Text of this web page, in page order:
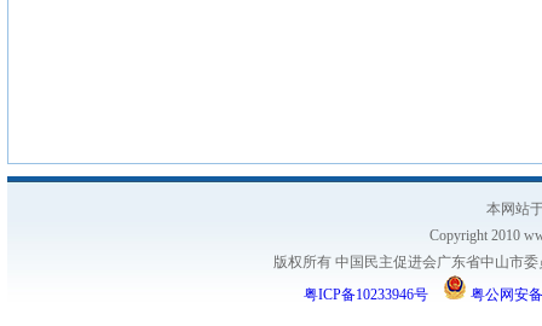
本网站
Copyright 2010
版权所有 中国民主促进会广东省中山市
粤ICP备10233946号
粤公网安